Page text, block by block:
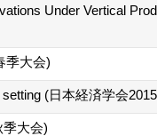
Under Vertical
季大会)
(日本経済学会
大会)